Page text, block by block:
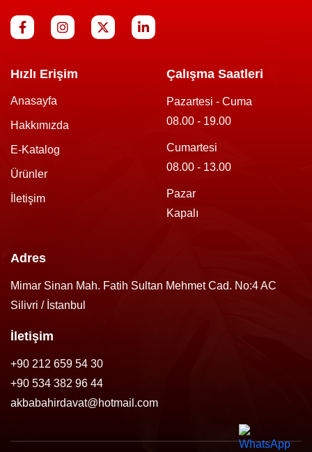
Hızlı Erişim
Anasayfa
Hakkımızda
E-Katalog
Ürünler
İletişim
Çalışma Saatleri
Pazartesi - Cuma
08.00 - 19.00
Cumartesi
08.00 - 13.00
Pazar
Kapalı
Adres
Mimar Sinan Mah. Fatih Sultan Mehmet Cad. No:4 AC
Silivri / İstanbul
İletişim
+90 212 659 54 30
+90 534 382 96 44
akbabahirdavat@hotmail.com